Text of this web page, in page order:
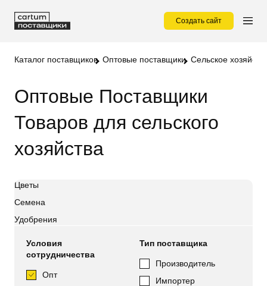
Создать сайт
Каталог поставщиков Оптовые поставщики Сельское
Оптовые Поставщики
Товаров для сельского
хозяйства
Цветы
Семена
Удобрения
Условия
сотрудничества
Опт
Тип поставщика
Производитель
Импортер